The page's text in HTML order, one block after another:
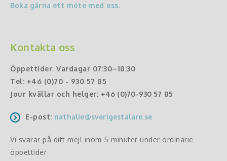
Boka gärna ett möte med oss.
Kontakta oss
Öppettider: Vardagar 07:30–18:30
Tel: +46 (0)70 - 930 57 85
Jour kvällar och helger: +46 (0)70-930 57 85
E-post: nathalie@sverigestalare.se
Vi svarar på ditt mejl inom 5 minuter under ordinarie
öppettider